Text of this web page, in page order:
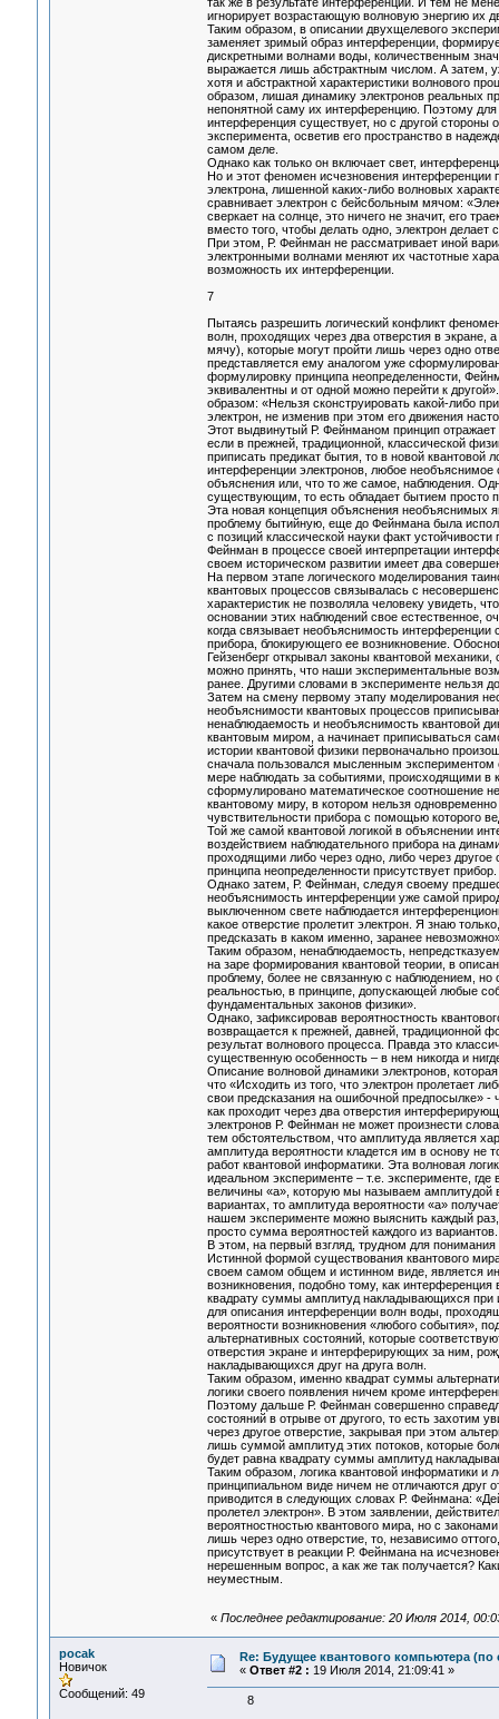
игнорирует возрастающую волновую энергию их
Таким образом, в описании двухщелевого
заменяет зримый образ интерференции,
дискретными волнами воды, количественным
выражается лишь абстрактным числом. А затем,
хотя и абстрактной характеристики волнового
образом, лишая динамику электронов реальных
непонятной саму их интерференцию. Поэтому для
интерференция существует, но с другой стороны
эксперимента, осветив его пространство в
самом деле.
Однако как только он включает свет,
Но и этот феномен исчезновения интерференции
электрона, лишенной каких-либо волновых
сравнивает электрон с бейсбольным мячом:
сверкает на солнце, это ничего не значит, его
вместо того, чтобы делать одно, электрон делает
При этом, Р. Фейнман не рассматривает иной
электронными волнами меняют их частотные
возможность их интерференции.
7
Пытаясь разрешить логический конфликт
волн, проходящих через два отверстия в экране,
мячу), которые могут пройти лишь через одно
представляется ему аналогом уже
формулировку принципа неопределенности,
эквивалентны и от одной можно перейти к
образом: «Нельзя сконструировать какой-либо
электрон, не изменив при этом его движения
Этот выдвинутый Р. Фейнманом принцип
если в прежней, традиционной, классической
приписать предикат бытия, то в новой квантовой
интерференции электронов, любое
объяснения или, что то же самое, наблюдения.
существующим, то есть обладает бытием
Эта новая концепция объяснения необъяснимых
проблему бытийную, еще до Фейнмана была
с позиций классической науки факт
Фейнман в процессе своей интерпретации
своем историческом развитии имеет два
На первом этапе логического моделирования
квантовых процессов связывалась с
характеристик не позволяла человеку увидеть,
основании этих наблюдений свое естественное,
когда связывает необъяснимость
прибора, блокирующего ее возникновение.
Гейзенберг открывал законы квантовой
можно принять, что наши экспериментальные
ранее. Другими словами в эксперименте нельзя
Затем на смену первому этапу моделирования
необъяснимости квантовых процессов
ненаблюдаемость и необъяснимость квантовой
квантовым миром, а начинает приписываться
истории квантовой физики первоначально
сначала пользовался мысленным экспериментом
мере наблюдать за событиями, происходящими в
сформулировано математическое соотношение
квантовому миру, в котором нельзя
чувствительности прибора с помощью которого
Той же самой квантовой логикой в объяснении
воздействием наблюдательного прибора на
проходящими либо через одно, либо через другое
принципа неопределенности присутствует
Однако затем, Р. Фейнман, следуя своему
необъяснимость интерференции уже самой
выключенном свете наблюдается
какое отверстие пролетит электрон. Я знаю
предсказать в каком именно, заранее
Таким образом, ненаблюдаемость,
на заре формирования квантовой теории, в
проблему, более не связанную с наблюдением,
реальностью, в принципе, допускающей любые
фундаментальных законов физики».
Однако, зафиксировав вероятностность
возвращается к прежней, давней, традиционной
результат волнового процесса. Правда это
существенную особенность – в нем никогда и
Описание волновой динамики электронов,
что «Исходить из того, что электрон пролетает
свои предсказания на ошибочной предпосылке» -
как проходит через два отверстия
электронов Р. Фейнман не может произнести
тем обстоятельством, что амплитуда является
амплитуда вероятности кладется им в основу не
работ квантовой информатики. Эта волновая
идеальном эксперименте – т.е. эксперименте, где
величины «а», которую мы называем амплитудой
вариантах, то амплитуда вероятности «а»
нашем эксперименте можно выяснить каждый
просто сумма вероятностей каждого из
В этом, на первый взгляд, трудном для
Истинной формой существования квантового
своем самом общем и истинном виде, является
возникновения, подобно тому, как
квадрату суммы амплитуд накладывающихся при
для описания интерференции волн воды,
вероятности возникновения «любого события»,
альтернативных состояний, которые
отверстия экране и интерферирующих за ним,
накладывающихся друг на друга волн.
Таким образом, именно квадрат суммы
логики своего появления ничем кроме
Поэтому дальше Р. Фейнман совершенно
состояний в отрыве от другого, то есть захотим
через другое отверстие, закрывая при этом
лишь суммой амплитуд этих потоков, которые
будет равна квадрату суммы амплитуд
Таким образом, логика квантовой информатики
принципиальном виде ничем не отличаются друг
приводится в следующих словах Р. Фейнмана:
пролетел электрон». В этом заявлении,
вероятностностью квантового мира, но с
лишь через одно отверстие, то, независимо
присутствует в реакции Р. Фейнмана на
нерешенным вопрос, а как же так получается?
неуместным.
« Последнее редактирование: 20 Июля 2014,
pocak
Новичок
Сообщений: 49
Re: Будущее квантового компьютера (по
« Ответ #2 : 19 Июля 2014, 21:09:41 »
8